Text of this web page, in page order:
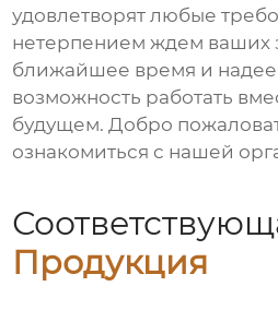
удовлетворят любые
нетерпением ждем ваших
ближайшее время и
возможность работать
будущем. Добро
ознакомиться с нашей
Продукция